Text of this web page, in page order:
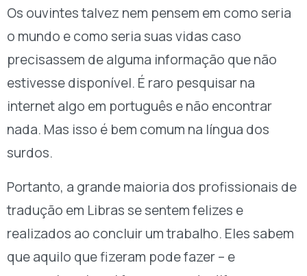
Os ouvintes talvez nem pensem em como seria
o mundo e como seria suas vidas caso
precisassem de alguma informação que não
estivesse disponível. É raro pesquisar na
internet algo em português e não encontrar
nada. Mas isso é bem comum na língua dos
surdos.
Portanto, a grande maioria dos profissionais de
tradução em Libras se sentem felizes e
realizados ao concluir um trabalho. Eles sabem
que aquilo que fizeram pode fazer – e